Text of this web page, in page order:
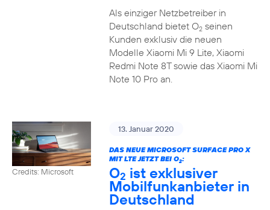
Als einziger Netzbetreiber in
Deutschland bietet O2seinen
Kunden exklusiv die neuen
Modelle Xiaomi Mi 9 Lite, Xiaomi
Redmi Note 8T sowie das Xiaomi Mi
Note 10 Pro an.
Credits: Microsoft
13. Januar 2020
DAS NEUE MICROSOFT SURFACE PRO X
MIT LTE JETZT BEI O2:
O2 ist exklusiver
Mobilfunkanbieter in
Deutschland